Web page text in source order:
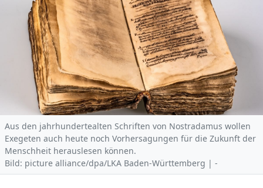
Aus den jahrhundertealten Schriften von Nostradamus wollen
Exegeten auch heute noch Vorhersagungen für die Zukunft der
Menschheit herauslesen können.
Bild: picture alliance/dpa/LKA Baden-Württemberg | -